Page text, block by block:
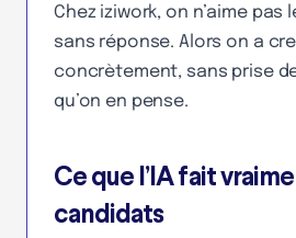
Chez iziwork, on n’aime pas
sans réponse. Alors on a
concrètement, sans prise
qu’on en pense.
Ce que l’IA fait
candidats